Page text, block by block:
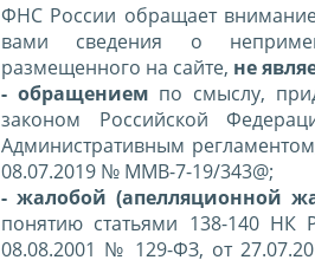
ФНС России обращает
вами сведения о
размещенного на сайте, не
- обращением по смыслу,
законом Российской
Административным
08.07.2019 № ММВ-7-19/343@;
- жалобой (апелляционной
понятию статьями 138-140
08.08.2001 № 129-ФЗ, от